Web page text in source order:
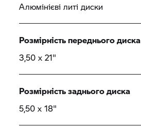
Алюмінієві литі диски
Розмірність переднього диска
3,50 x 21"
Розмірність заднього диска
5,50 x 18"